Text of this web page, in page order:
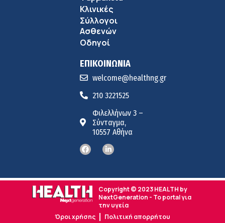
Κλινικές
Σύλλογοι
Ασθενών
Οδηγοί
ΕΠΙΚΟΙΝΩΝΙΑ
welcome@healthng.gr
210 3221525
Φιλελλήνων 3 –
Σύνταγμα,
10557 Αθήνα
Copyright © 2023 HEALTH by
NextGeneration - Το portal για
την υγεία
Όροι χρήσης
Πολιτική απορρήτου